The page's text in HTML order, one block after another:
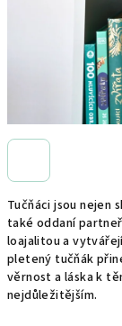
Tučňáci jsou nejen
také oddaní
loajalitou a
pletený tučňák
věrnost a láska k
nejdůležitějším.